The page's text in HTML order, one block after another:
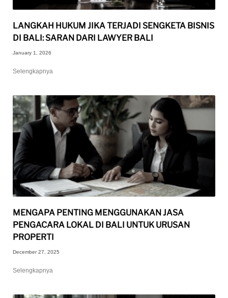
LANGKAH HUKUM JIKA TERJADI SENGKETA BISNIS
DI BALI: SARAN DARI LAWYER BALI
January 1, 2026
Selengkapnya
MENGAPA PENTING MENGGUNAKAN JASA
PENGACARA LOKAL DI BALI UNTUK URUSAN
PROPERTI
December 27, 2025
Selengkapnya